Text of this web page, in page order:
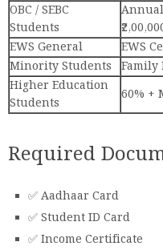
OBC / SEBC
Students
Annual
EWS General
EWS
Minority Students
Family
Higher Education
Students
60% +
Required
✅ Aadhaar Card
✅ Student ID Card
✅ Income Certificate